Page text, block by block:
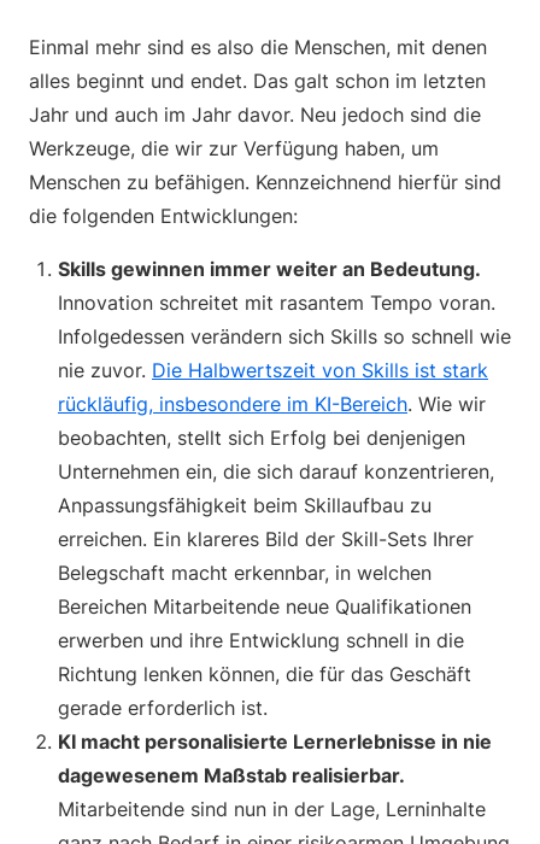
Einmal mehr sind es also die Menschen, mit denen
alles beginnt und endet. Das galt schon im letzten
Jahr und auch im Jahr davor. Neu jedoch sind die
Werkzeuge, die wir zur Verfügung haben, um
Menschen zu befähigen. Kennzeichnend hierfür sind
die folgenden Entwicklungen:
Skills gewinnen immer weiter an Bedeutung.
Innovation schreitet mit rasantem Tempo voran.
Infolgedessen verändern sich Skills so schnell wie
nie zuvor. Die Halbwertszeit von Skills ist stark
rückläufig, insbesondere im KI-Bereich. Wie wir
beobachten, stellt sich Erfolg bei denjenigen
Unternehmen ein, die sich darauf konzentrieren,
Anpassungsfähigkeit beim Skillaufbau zu
erreichen. Ein klareres Bild der Skill-Sets Ihrer
Belegschaft macht erkennbar, in welchen
Bereichen Mitarbeitende neue Qualifikationen
erwerben und ihre Entwicklung schnell in die
Richtung lenken können, die für das Geschäft
gerade erforderlich ist.
KI macht personalisierte Lernerlebnisse in nie
dagewesenem Maßstab realisierbar.
Mitarbeitende sind nun in der Lage, Lerninhalte